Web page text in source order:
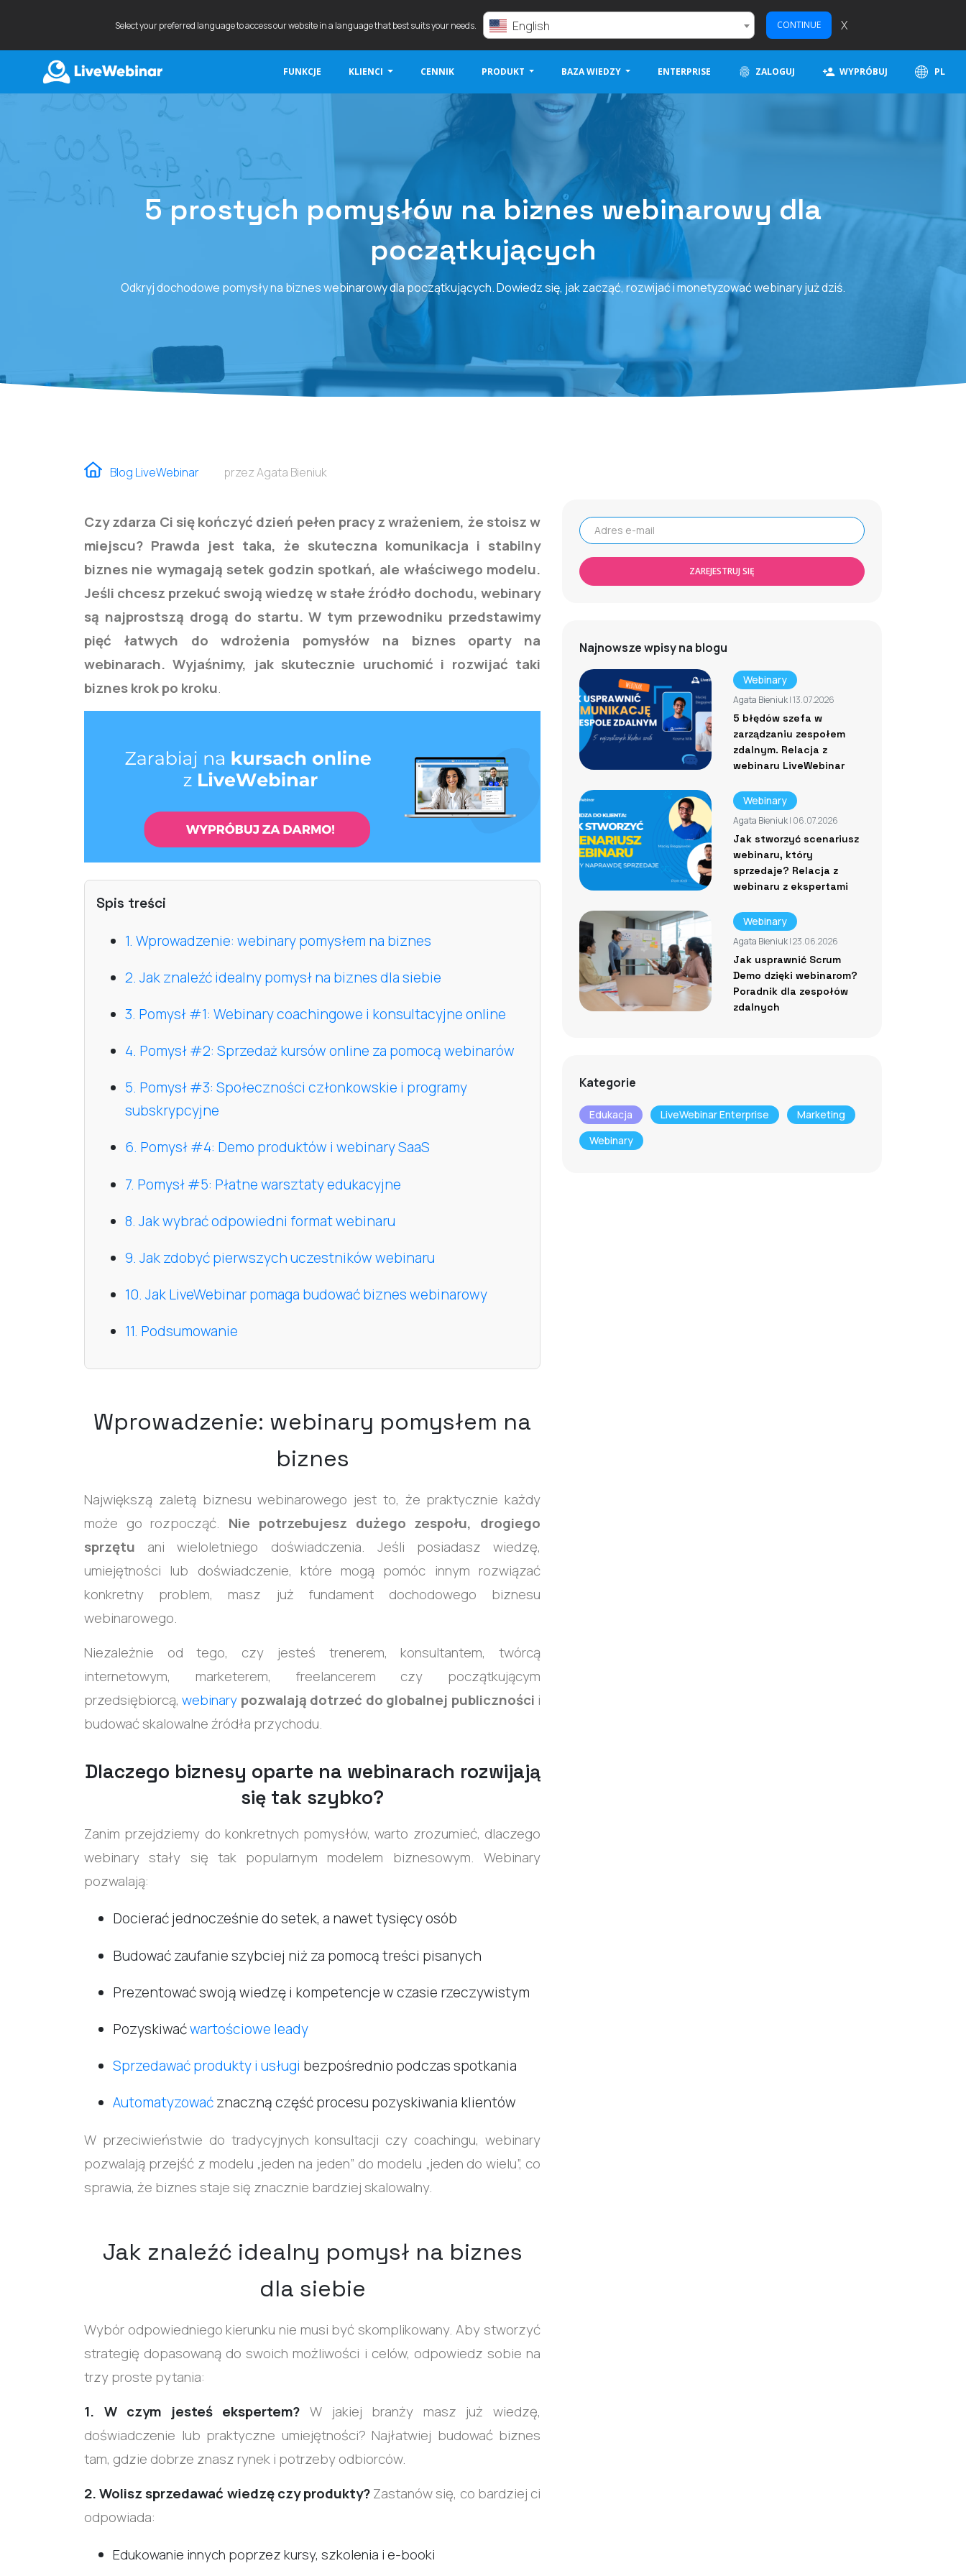
Select your preferred language to access our website in a language that best suits your needs. English CONTINUE X
FUNKCJE KLIENCI CENNIK PRODUKT BAZA WIEDZY ENTERPRISE ZALOGUJ WYPRÓBUJ PL
5 prostych pomysłów na biznes webinarowy dla
początkujących
Odkryj dochodowe pomysły na biznes webinarowy dla początkujących. Dowiedz się, jak zacząć, rozwijać i monetyzować webinary już dziś.
Blog LiveWebinar przez Agata Bieniuk
Czy zdarza Ci się kończyć dzień pełen pracy z wrażeniem, że stoisz w
miejscu? Prawda jest taka, że skuteczna komunikacja i stabilny
biznes nie wymagają setek godzin spotkań, ale właściwego modelu.
Jeśli chcesz przekuć swoją wiedzę w stałe źródło dochodu, webinary
są najprostszą drogą do startu.W tym przewodniku przedstawimy
pięć łatwych do wdrożenia pomysłów na biznes oparty na
webinarach. Wyjaśnimy, jak skutecznie uruchomić i rozwijać taki
biznes krok po kroku.
Spis treści
1. Wprowadzenie: webinary pomysłem na biznes
2. Jak znaleźć idealny pomysł na biznes dla siebie
3. Pomysł #1: Webinary coachingowe i konsultacyjne online
4. Pomysł #2: Sprzedaż kursów online za pomocą webinarów
5. Pomysł #3: Społeczności członkowskie i programy
subskrypcyjne
6. Pomysł #4: Demo produktów i webinary SaaS
7. Pomysł #5: Płatne warsztaty edukacyjne
8. Jak wybrać odpowiedni format webinaru
9. Jak zdobyć pierwszych uczestników webinaru
10. Jak LiveWebinar pomaga budować biznes webinarowy
11. Podsumowanie
Wprowadzenie: webinary pomysłem na
biznes
Największą zaletą biznesu webinarowego jest to, że praktycznie każdy
może go rozpocząć. Nie potrzebujesz dużego zespołu, drogiego
sprzętu ani wieloletniego doświadczenia. Jeśli posiadasz wiedzę,
umiejętności lub doświadczenie, które mogą pomóc innym rozwiązać
konkretny problem, masz już fundament dochodowego biznesu
webinarowego.
Niezależnie od tego, czy jesteś trenerem, konsultantem, twórcą
internetowym, marketerem, freelancerem czy początkującym
przedsiębiorcą,webinary pozwalają dotrzeć do globalnej publiczności i
budować skalowalne źródła przychodu.
Dlaczego biznesy oparte na webinarach rozwijają
się tak szybko?
Zanim przejdziemy do konkretnych pomysłów, warto zrozumieć, dlaczego
webinary stały się tak popularnym modelem biznesowym. Webinary
pozwalają:
Docierać jednocześnie do setek, a nawet tysięcy osób
Budować zaufanie szybciej niż za pomocą treści pisanych
Prezentować swoją wiedzę i kompetencje w czasie rzeczywistym
Pozyskiwaćwartościowe leady
Sprzedawać produkty i usługi bezpośrednio podczas spotkania
Automatyzowaćznaczną część procesu pozyskiwania klientów
W przeciwieństwie do tradycyjnych konsultacji czy coachingu, webinary
pozwalają przejść z modelu „jeden na jeden” do modelu „jeden do wielu”, co
sprawia, że biznes staje się znacznie bardziej skalowalny.
Jak znaleźć idealny pomysł na biznes
dla siebie
Wybór odpowiedniego kierunku nie musi być skomplikowany. Aby stworzyć
strategię dopasowaną do swoich możliwości i celów, odpowiedz sobie na
trzy proste pytania:
1. W czym jesteś ekspertem? W jakiej branży masz już wiedzę,
doświadczenie lub praktyczne umiejętności? Najłatwiej budować biznes
tam, gdzie dobrze znasz rynek i potrzeby odbiorców.
2. Wolisz sprzedawać wiedzę czy produkty?Zastanów się, co bardziej ci
odpowiada:
Edukowanie innych poprzez kursy, szkolenia i e-booki
ZAREJESTRUJ SIĘ
Najnowsze wpisy na blogu
Webinary
Agata Bieniuk| 13.07.2026
5 błędów szefa w
zarządzaniu zespołem
zdalnym. Relacja z
webinaru LiveWebinar
Webinary
Agata Bieniuk| 06.07.2026
Jak stworzyć scenariusz
webinaru, który
sprzedaje? Relacja z
webinaru z ekspertami
Webinary
Agata Bieniuk| 23.06.2026
Jak usprawnić Scrum
Demo dzięki webinarom?
Poradnik dla zespołów
zdalnych
Kategorie
Edukacja LiveWebinar Enterprise
Marketing
Webinary